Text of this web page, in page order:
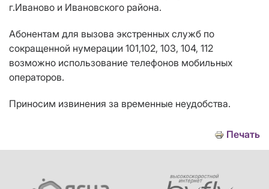
г.Иваново и Ивановского района.
Абонентам для вызова экстренных служб по
сокращенной нумерации 101,102, 103, 104, 112
возможно использование телефонов мобильных
операторов.
Приносим извинения за временные неудобства.
Печать